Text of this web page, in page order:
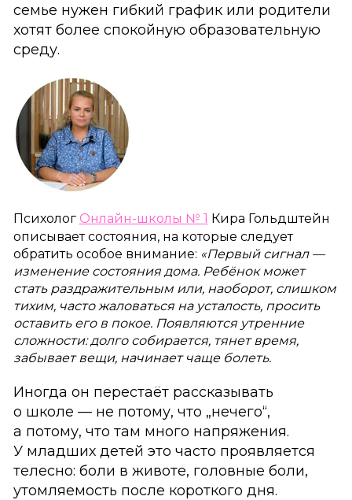
семье нужен гибкий график или родители
хотят более спокойную образовательную
среду.
Психолог Онлайн-школы № 1 Кира Гольдштейн
описывает состояния, на которые следует
обратить особое внимание: «Первый сигнал —
изменение состояния дома. Ребёнок может
стать раздражительным или, наоборот, слишком
тихим, часто жаловаться на усталость, просить
оставить его в покое. Появляются утренние
сложности: долго собирается, тянет время,
забывает вещи, начинает чаще болеть.
Иногда он перестаёт рассказывать
о школе — не потому, что „нечего“,
а потому, что там много напряжения.
У младших детей это часто проявляется
телесно: боли в животе, головные боли,
утомляемость после короткого дня.